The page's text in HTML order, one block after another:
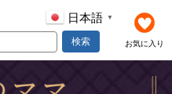
お気に入り
日本語 ▼
検索